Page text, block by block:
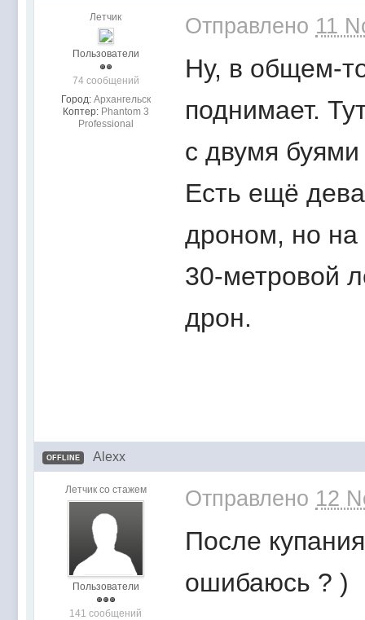
Летчик
Пользователи
74 сообщений
Город: Архангельск
Коптер: Phantom 3
Professional
Отправлено 11
Ну, в общем-
поднимает.
с двумя
Есть ещё
дроном, но на
30-метровой
дрон.
OFFLINE Alexx
Летчик со стажем
Пользователи
141 сообщений
Отправлено 12
После
ошибаюсь ? )